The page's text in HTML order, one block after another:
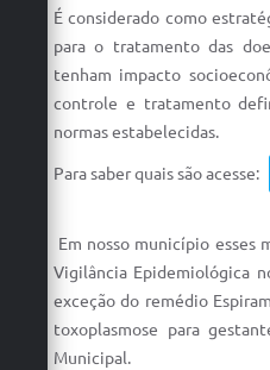
É considerado como
para o tratamento das
tenham impacto
controle e tratamento
normas estabelecidas.
Para saber quais são acesse:
Em nosso município esses
Vigilância Epidemiológica
exceção do remédio
toxoplasmose para
Municipal.